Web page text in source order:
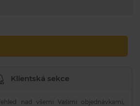
Klientská sekce
nad všemi Vašimi objednávkami,